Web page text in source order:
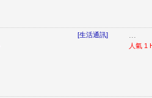
[生活通訊] ...
人氣 1